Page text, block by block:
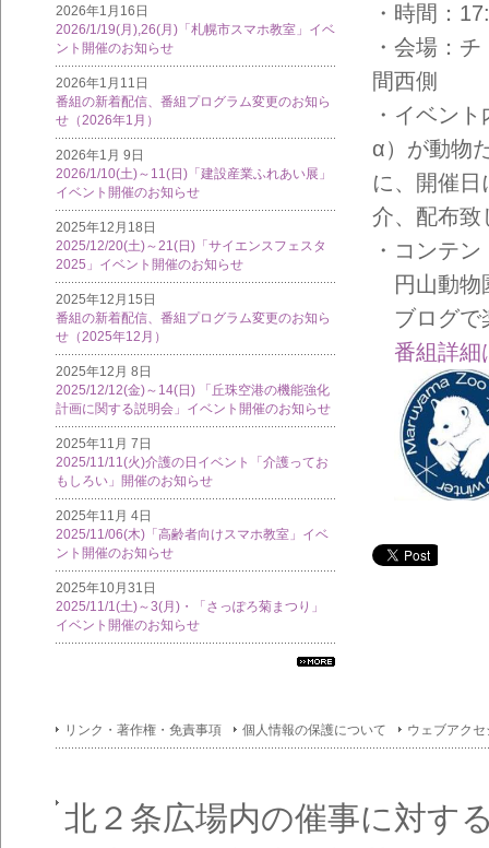
2026年1月16日
2026/1/19(月),26(月)「札幌市スマホ教室」イベ
ント開催のお知らせ
2026年1月11日
番組の新着配信、番組プログラム変更のお知ら
せ（2026年1月）
2026年1月 9日
2026/1/10(土)～11(日)「建設産業ふれあい展」
イベント開催のお知らせ
2025年12月18日
2025/12/20(土)～21(日)「サイエンスフェスタ
2025」イベント開催のお知らせ
2025年12月15日
番組の新着配信、番組プログラム変更のお知ら
せ（2025年12月）
2025年12月 8日
2025/12/12(金)～14(日) 「丘珠空港の機能強化
計画に関する説明会」イベント開催のお知らせ
2025年11月 7日
2025/11/11(火)介護の日イベント「介護ってお
もしろい」開催のお知らせ
2025年11月 4日
2025/11/06(木)「高齢者向けスマホ教室」イベ
ント開催のお知らせ
2025年10月31日
2025/11/1(土)～3(月)・「さっぽろ菊まつり」
イベント開催のお知らせ
フォ
メー
覧
・時間：
・会場：
間西側
・イベン
α）が動物
に、開催
介、配布致
・コンテ
円山動物
ブログで
番組詳細
リンク・著作権・免責事項 個人情報の保護について ウェブアク
北２条広場内の催事に対す